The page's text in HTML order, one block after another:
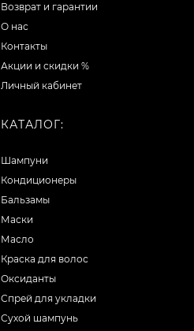
Возврат и гарантии
О нас
Контакты
Акции и скидки %
Личный кабинет
КАТАЛОГ:
Шампуни
Кондиционеры
Бальзамы
Маски
Масло
Краска для волос
Оксиданты
Спрей для укладки
Сухой шампунь